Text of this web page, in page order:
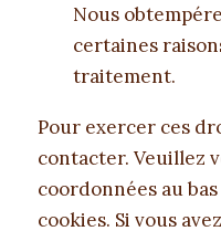
Nous
certaines
traitement.
Pour exercer ces
contacter. Veuillez
coordonnées au
cookies. Si vous